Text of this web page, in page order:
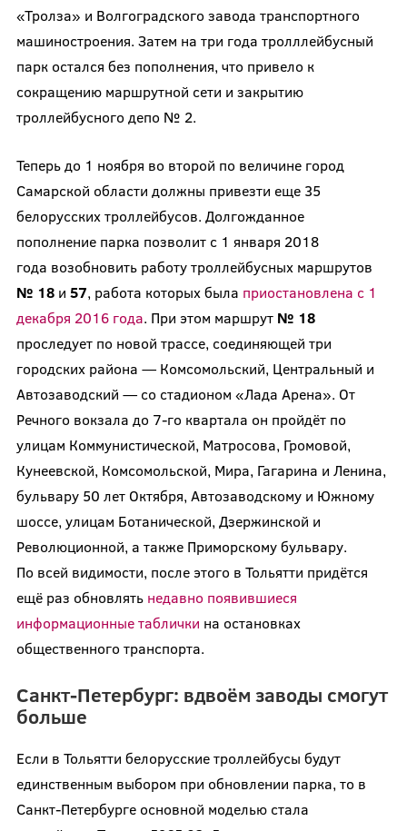
«Тролза» и Волгоградского завода транспортного
машиностроения. Затем на три года тролллейбусный
парк остался без пополнения, что привело к
сокращению маршрутной сети и закрытию
троллейбусного депо № 2.
Теперь до 1 ноября во второй по величине город
Самарской области должны привезти еще 35
белорусских троллейбусов. Долгожданное
пополнение парка позволит с 1 января 2018
года возобновить работу троллейбусных маршрутов
№ 18и 57, работа которых была приостановлена с 1
декабря 2016 года. При этом маршрут № 18
проследует по новой трассе, соединяющей три
городских района — Комсомольский, Центральный и
Автозаводский — со стадионом «Лада Арена». От
Речного вокзала до 7-го квартала он пройдёт по
улицам Коммунистической, Матросова, Громовой,
Кунеевской, Комсомольской, Мира, Гагарина и Ленина,
бульвару 50 лет Октября, Автозаводскому и Южному
шоссе, улицам Ботанической, Дзержинской и
Революционной, а также Приморскому бульвару.
По всей видимости, после этого в Тольятти придётся
ещё раз обновлять недавно появившиеся
информационные таблички на остановках
общественного транспорта.
Санкт-Петербург: вдвоём заводы смогут
больше
Если в Тольятти белорусские троллейбусы будут
единственным выбором при обновлении парка, то в
Санкт-Петербурге основной моделью стала